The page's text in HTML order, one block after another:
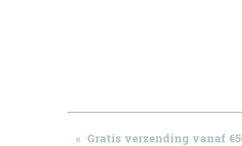
« Gratis verzending vanaf